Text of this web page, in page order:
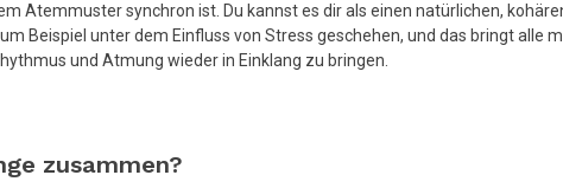
Atemmuster synchron ist. Du kannst es dir als einen natürlichen,
Beispiel unter dem Einfluss von Stress geschehen, und das bringt alle
und Atmung wieder in Einklang zu bringen.
zusammen?